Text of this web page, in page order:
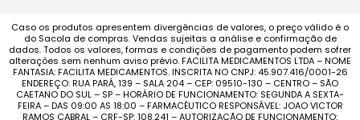
Caso os produtos apresentem divergências de valores, o preço válido é o
do Sacola de compras. Vendas sujeitas a análise e confirmação de
dados. Todos os valores, formas e condições de pagamento podem sofrer
alterações sem nenhum aviso prévio. FACILITA MEDICAMENTOS LTDA – NOME
FANTASIA: FACILITA MEDICAMENTOS. INSCRITA NO CNPJ: 45.907.416/0001-26
ENDEREÇO: RUA PARÁ, 139 – SALA 204 – CEP: 09510-130 – CENTRO – SÃO
CAETANO DO SUL – SP – HORÁRIO DE FUNCIONAMENTO: SEGUNDA A SEXTA-
FEIRA – DAS 09:00 AS 18:00 – FARMACÊUTICO RESPONSÁVEL: JOAO VICTOR
RAMOS CABRAL – CRF-SP: 108.241 – AUTORIZAÇÃO DE FUNCIONAMENTO: